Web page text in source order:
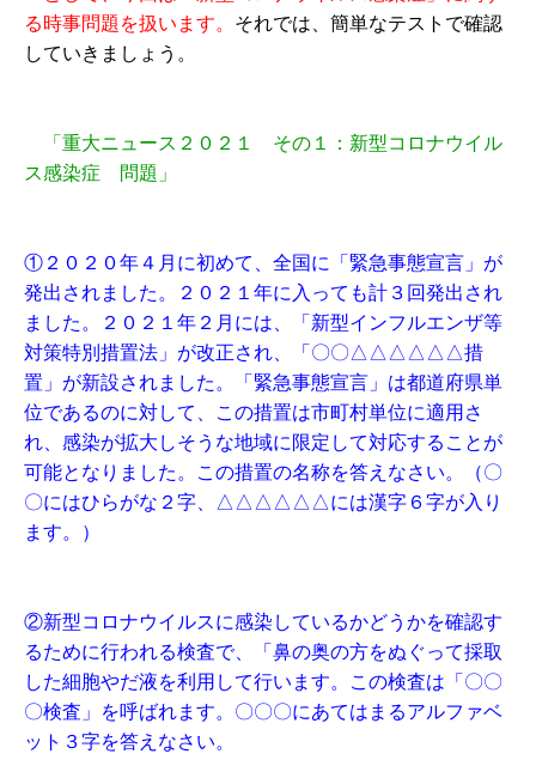
る時事問題を扱います。 それでは、簡単なテストで確認
していきましょう。
「重大ニュース２０２１ その１：新型コロナウイル
ス感染症 問題」
①２０２０年４月に初めて、全国に「緊急事態宣言」が
発出されました。２０２１年に入っても計３回発出され
ました。２０２１年２月には、「新型インフルエンザ等
対策特別措置法」が改正され、「〇〇△△△△△△措
置」が新設されました。「緊急事態宣言」は都道府県単
位であるのに対して、この措置は市町村単位に適用さ
れ、感染が拡大しそうな地域に限定して対応することが
可能となりました。この措置の名称を答えなさい。（〇
〇にはひらがな２字、△△△△△△には漢字６字が入り
ます。）
②新型コロナウイルスに感染しているかどうかを確認す
るために行われる検査で、「鼻の奥の方をぬぐって採取
した細胞やだ液を利用して行います。この検査は「〇〇
〇検査」を呼ばれます。〇〇〇にあてはまるアルファベ
ット３字を答えなさい。